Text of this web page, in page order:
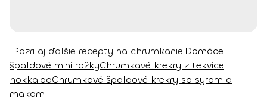
Pozri aj ďalšie recepty na chrumkanie:Domáce
špaldové mini rožkyChrumkavé krekry z tekvice
hokkaidoChrumkavé špaldové krekry so syrom a
makom